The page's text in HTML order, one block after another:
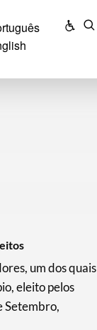
um dos quais
eleito pelos
Setembro,